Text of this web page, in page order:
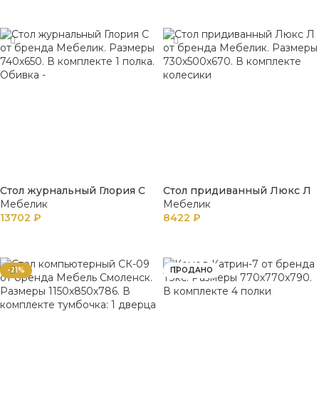
Стол журнальный Глория С
Мебелик
13702 ₽
Стол придиванный Люкс Л
Мебелик
8422 ₽
-21% ПРОДАНО